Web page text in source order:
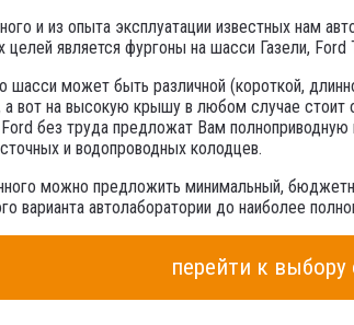
и из опыта эксплуатации известных нам
целей является фургоны на шасси Газели,
шасси может быть различной (короткой,
а вот на высокую крышу в любом случае
без труда предложат Вам
и водопроводных колодцев.
можно предложить минимальный,
варианта автолаборатории до наиболее
перейти к